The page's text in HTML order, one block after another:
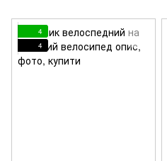
4
4